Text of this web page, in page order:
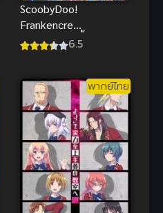
ScoobyDoo!
Frankencreep
y (2014) สคูบี้
พากย์ไทย
6.5
พากย์ไทย